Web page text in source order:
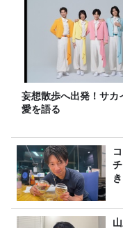
妄想散歩へ出発！サカ
愛を語る
き